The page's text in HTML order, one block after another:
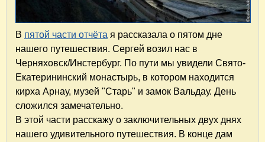
В пятой части отчёта я рассказала о пятом дне
нашего путешествия. Сергей возил нас в
Черняховск/Инстербург. По пути мы увидели Свято-
Екатерининский монастырь, в котором находится
кирха Арнау, музей "Старь" и замок Вальдау. День
сложился замечательно.
В этой части расскажу о заключительных двух днях
нашего удивительного путешествия. В конце дам